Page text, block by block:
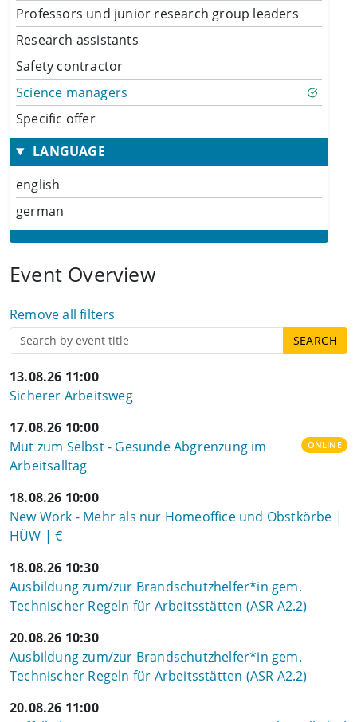
Professors und junior research group leaders
Research assistants
Safety contractor
Science managers
Specific offer
LANGUAGE
english
german
Event Overview
Remove all filters
13.08.26 11:00
Sicherer Arbeitsweg
17.08.26 10:00
Mut zum Selbst - Gesunde Abgrenzung im
Arbeitsalltag
ONLINE
18.08.26 10:00
New Work - Mehr als nur Homeoffice und Obstkörbe |
HÜW | €
18.08.26 10:30
Ausbildung zum/zur Brandschutzhelfer*in gem.
Technischer Regeln für Arbeitsstätten (ASR A2.2)
20.08.26 10:30
Ausbildung zum/zur Brandschutzhelfer*in gem.
Technischer Regeln für Arbeitsstätten (ASR A2.2)
20.08.26 11:00